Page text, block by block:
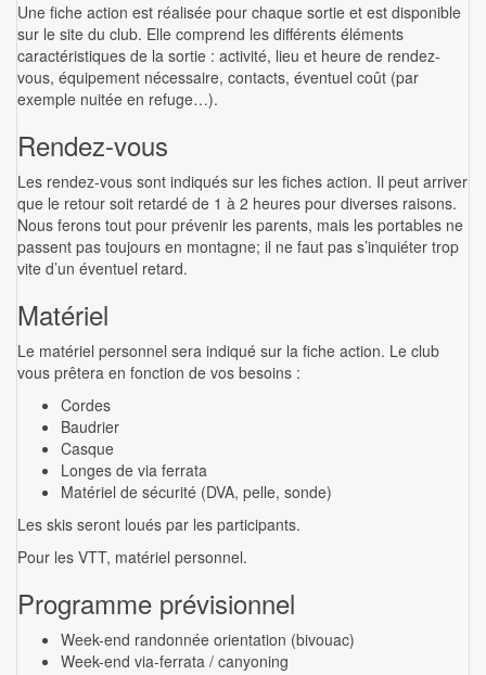
Une fiche action est réalisée pour chaque sortie et est disponible
sur le site du club. Elle comprend les différents éléments
caractéristiques de la sortie : activité, lieu et heure de rendez-
vous, équipement nécessaire, contacts, éventuel coût (par
exemple nuitée en refuge…).
Rendez-vous
Les rendez-vous sont indiqués sur les fiches action. Il peut arriver
que le retour soit retardé de 1 à 2 heures pour diverses raisons.
Nous ferons tout pour prévenir les parents, mais les portables ne
passent pas toujours en montagne; il ne faut pas s’inquiéter trop
vite d’un éventuel retard.
Matériel
Le matériel personnel sera indiqué sur la fiche action. Le club
vous prêtera en fonction de vos besoins :
Cordes
Baudrier
Casque
Longes de via ferrata
Matériel de sécurité (DVA, pelle, sonde)
Les skis seront loués par les participants.
Pour les VTT, matériel personnel.
Programme prévisionnel
Week-end randonnée orientation (bivouac)
Week-end via-ferrata / canyoning